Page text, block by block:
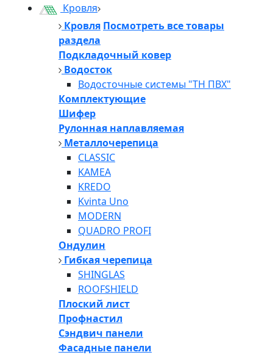
Кровля
Кровля Посмотреть все товары
раздела
Подкладочный ковер
Водосток
Водосточные системы "ТН ПВХ"
Комплектующие
Шифер
Рулонная наплавляемая
Металлочерепица
CLASSIC
KAMEA
KREDO
Kvinta Uno
MODERN
QUADRO PROFI
Ондулин
Гибкая черепица
SHINGLAS
ROOFSHIELD
Плоский лист
Профнастил
Сэндвич панели
Фасадные панели